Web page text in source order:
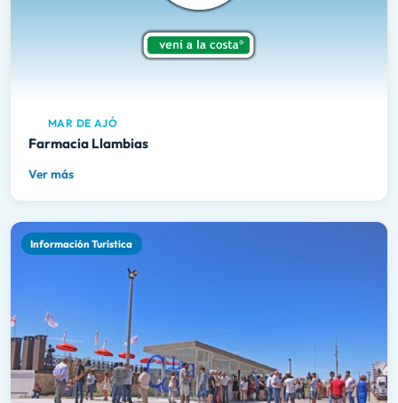
MAR DE AJÓ
Farmacia Llambias
Ver más
Información Turística